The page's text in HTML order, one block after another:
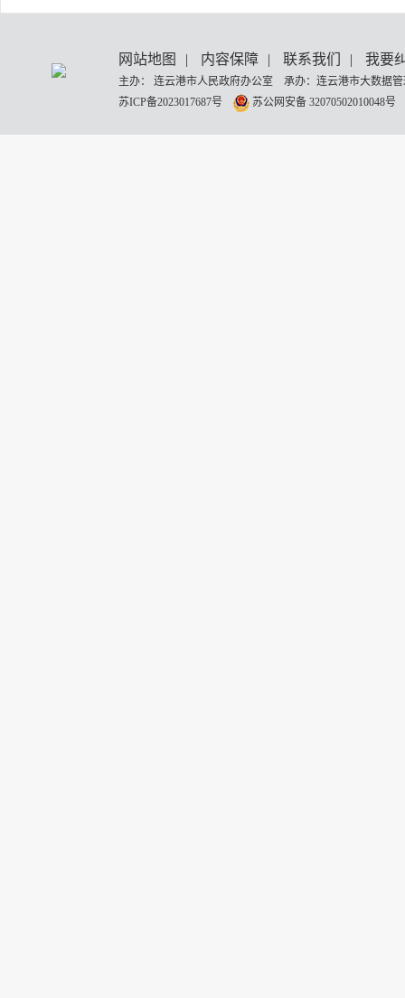
网站地图 | 内容保障 | 联系我们 | 我要
主办： 连云港市人民政府办公室 承办：连云港市大数据
苏ICP备2023017687号
苏公网安备 32070502010048号